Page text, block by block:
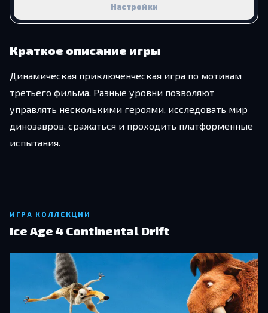
Настройки
Краткое описание игры
Динамическая приключенческая игра по мотивам
третьего фильма. Разные уровни позволяют
управлять несколькими героями, исследовать мир
динозавров, сражаться и проходить платформенные
испытания.
ИГРА КОЛЛЕКЦИИ
Ice Age 4 Continental Drift